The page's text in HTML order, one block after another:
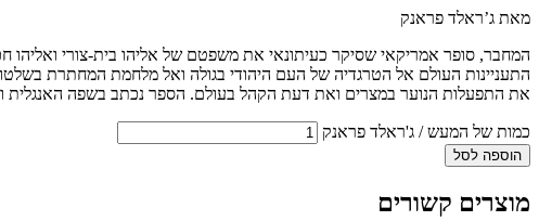
מאת ג’ראלד פראנק
המחבר, סופר אמריקאי שסיקר כעיתונאי את משפטם של אליהו בית-צורי
התעניינות העולם אל הטרגדיה של העם היהודי בגולה ואל מלחמת המחתרת
את התפעלות הנוער במצרים ואת דעת הקהל בעולם. הספר נכתב בשפה האנגלית
כמות של המעש / ג'ראלד פראנק
הוספה לסל
מוצרים קשורים